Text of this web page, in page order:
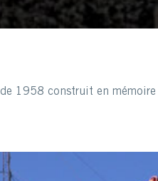
de 1958 construit en